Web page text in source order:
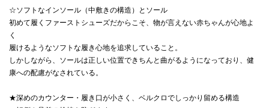
☆ソフトなインソール（中敷きの構造）とソール
初めて履くファーストシューズだからこそ、物が言えない赤ちゃんが心地よ
く
履けるようなソフトな履き心地を追求していること。
しかしながら、ソールは正しい位置できちんと曲がるようになっており、健
康への配慮がなされている。
★深めのカウンター・履き口が小さく、ベルクロでしっかり留める構造